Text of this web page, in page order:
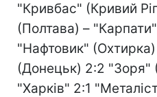
"Кривбас" (Кривий
(Полтава) –
"Нафтовик"
(Донецьк) 2:2 "Зоря"
"Харків" 2:1